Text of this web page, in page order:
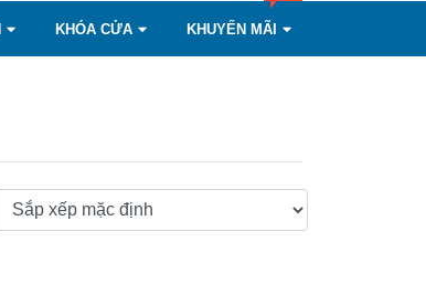
KHÓA CỬA KHUYẾN MÃI